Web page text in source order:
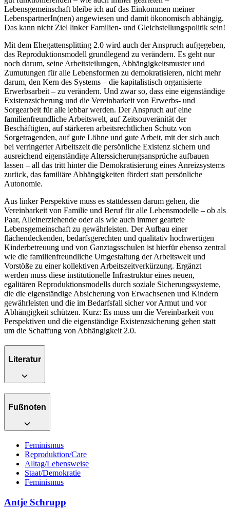
Lebensgemeinschaft bleibe ich auf das Einkommen meiner
LebenspartnerIn(nen) angewiesen und damit ökonomisch abhängig.
Das kann nicht Ziel linker Familien- und Gleichstellungspolitik sein!
Mit dem Ehegattensplitting 2.0 wird auch der Anspruch aufgegeben,
das Reproduktionsmodell grundlegend zu verändern. Es geht nur
noch darum, seine Arbeitsteilungen, Abhängigkeitsmuster und
Zumutungen für alle Lebensformen zu demokratisieren, nicht mehr
darum, den Kern des Systems – die kapitalistisch organisierte
Erwerbsarbeit – zu verändern. Und zwar so, dass eine eigenständige
Existenzsicherung und die Vereinbarkeit von Erwerbs- und
Sorgearbeit für alle lebbar werden. Der Anspruch auf eine
familienfreundliche Arbeitswelt, auf Zeitsouveränität der
Beschäftigten, auf stärkeren arbeitsrechtlichen Schutz von
Sorgetragenden, auf gute Löhne und gute Arbeit, mit der sich auch
bei verringerter Arbeitszeit die persönliche Existenz sichern und
ausreichend eigenständige Alterssicherungsansprüche aufbauen
lassen – all das tritt hinter die Demokratisierung eines Anreizsystems
zurück, das familiäre Abhängigkeiten fördert statt persönliche
Autonomie.
Aus linker Perspektive muss es stattdessen darum gehen, die
Vereinbarkeit von Familie und Beruf für alle Lebensmodelle – ob als
Paar, Alleinerziehende oder als wie auch immer geartete
Lebensgemeinschaft zu gewährleisten. Der Aufbau einer
flächendeckenden, bedarfsgerechten und qualitativ hochwertigen
Kinderbetreuung und von Ganztagsschulen ist hierfür ebenso zentral
wie die familienfreundliche Umgestaltung der Arbeitswelt und
Vorstöße zu einer kollektiven Arbeitszeitverkürzung. Ergänzt
werden muss diese institutionelle Infrastruktur eines neuen,
egalitären Reproduktionsmodells durch soziale Sicherungssysteme,
die die eigenständige Absicherung von Erwachsenen und Kindern
gewährleisten und die im Bedarfsfall sicher vor Armut und vor
Abhängigkeit schützen. Kurz: Es muss um die Vereinbarkeit von
Perspektiven und die eigenständige Existenzsicherung gehen statt
um die Schaffung von Abhängigkeit 2.0.
Literatur
Fußnoten
Feminismus
Reproduktion/Care
Alltag/Lebensweise
Staat/Demokratie
Feminismus
Antje Schrupp